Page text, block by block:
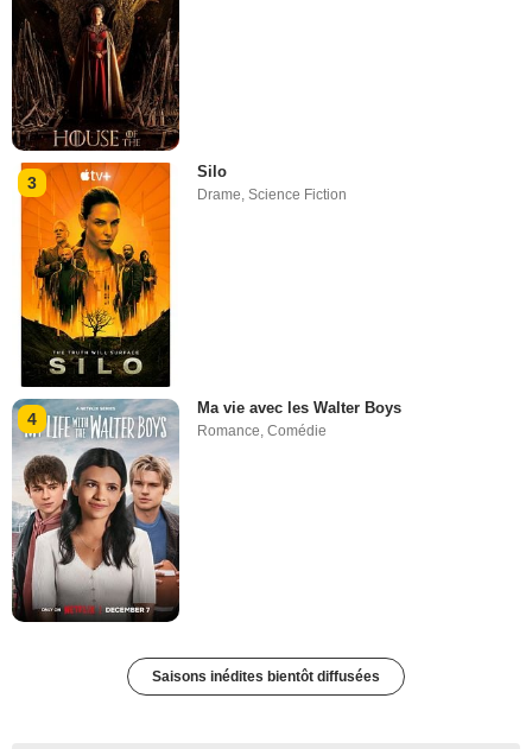
3
Silo
Drame,Science Fiction
4
Ma vie avec les Walter Boys
Romance ,Comédie
Saisons inédites bientôt diffusées